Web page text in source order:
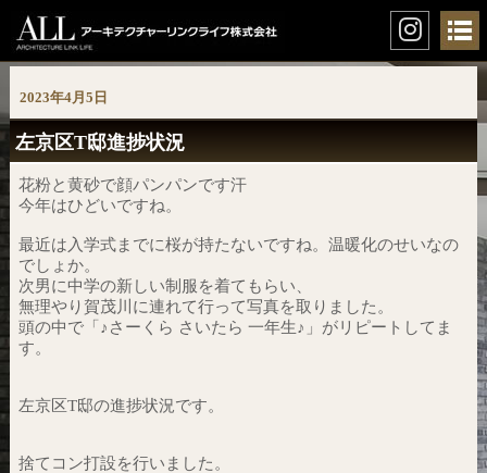
2023年4月5日
左京区T邸進捗状況
花粉と黄砂で顔パンパンです汗
今年はひどいですね。
最近は入学式までに桜が持たないですね。温暖化のせいなの
でしょか。
次男に中学の新しい制服を着てもらい、
無理やり賀茂川に連れて行って写真を取りました。
頭の中で「♪さーくら さいたら 一年生♪」がリピートしてま
す。
左京区T邸の進捗状況です。
捨てコン打設を行いました。